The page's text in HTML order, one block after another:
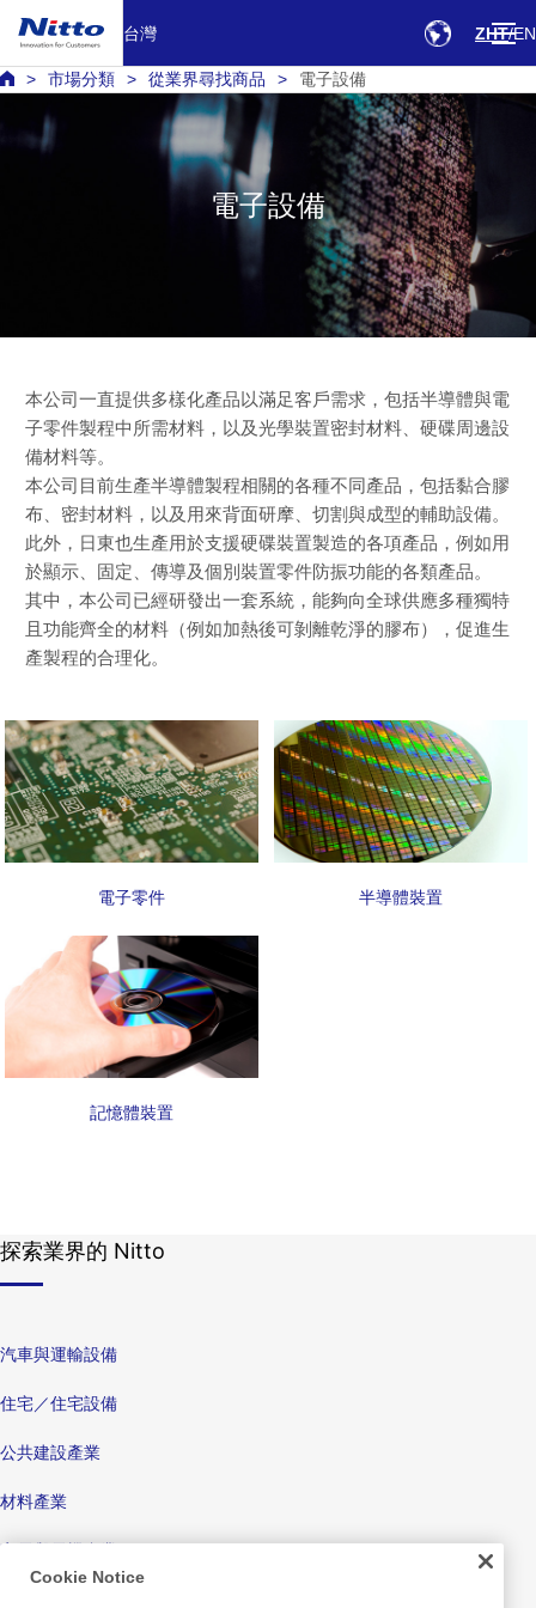
台灣 ZHT EN
市場分類 從業界尋找商品 電子設備
電子設備
本公司一直提供多樣化產品以滿足客戶需求，包括半導體與電
子零件製程中所需材料，以及光學裝置密封材料、硬碟周邊設
備材料等。
本公司目前生產半導體製程相關的各種不同產品，包括黏合膠
布、密封材料，以及用來背面研摩、切割與成型的輔助設備。
此外，日東也生產用於支援硬碟裝置製造的各項產品，例如用
於顯示、固定、傳導及個別裝置零件防振功能的各類產品。
其中，本公司已經研發出一套系統，能夠向全球供應多種獨特
且功能齊全的材料（例如加熱後可剝離乾淨的膠布），促進生
產製程的合理化。
電子零件 半導體裝置
記憶體裝置
探索業界的 Nitto
汽車與運輸設備
住宅／住宅設備
公共建設產業
材料產業
家電與電機產業
Cookie Notice